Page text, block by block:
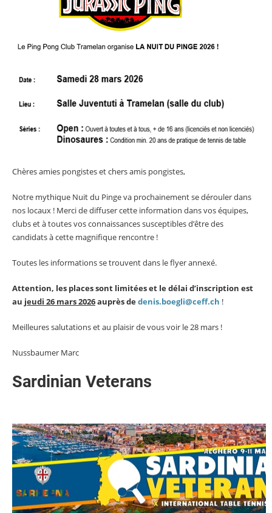
Chères amies pongistes et chers amis pongistes,
Notre mythique Nuit du Pinge va prochainement se dérouler dans
nos locaux ! Merci de diffuser cette information dans vos équipes,
clubs et à toutes vos connaissances susceptibles d’être des
candidats à cette magnifique rencontre !
Toutes les informations se trouvent dans le flyer annexé.
Attention, les places sont limitées et le délai d’inscription est
au jeudi 26 mars 2026auprès dedenis.boegli@ceff.ch !
Meilleures salutations et au plaisir de vous voir le 28 mars !
Nussbaumer Marc
Sardinian Veterans